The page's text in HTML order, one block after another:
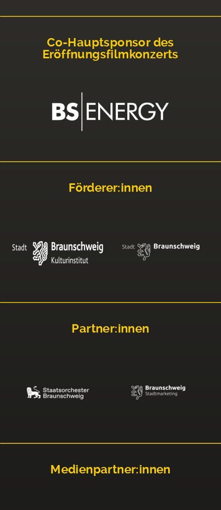
Co-Hauptsponsor des
Eröffnungsfilmkonzerts
Förderer:innen
Partner:innen
Medienpartner:innen